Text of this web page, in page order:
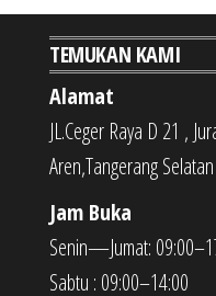
TEMUKAN KAMI
Alamat
JL.Ceger Raya D 21 ,
Aren,Tangerang
Jam Buka
Senin—Jumat:
Sabtu : 09:00–14:00